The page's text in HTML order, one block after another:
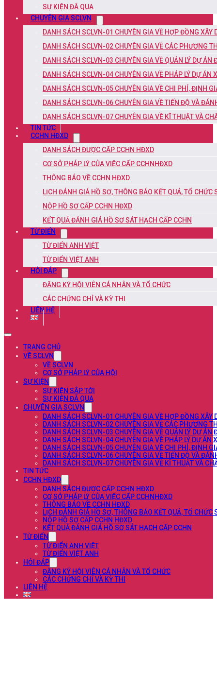
SỰ KIỆN ĐÃ QUA
CHUYÊN GIA SCLVN
DANH SÁCH SCLVN-01 CHUYÊN GIA VỀ HỢP ĐỒNG XÂY
DANH SÁCH SCLVN-02 CHUYÊN GIA VỀ CÁC PHƯƠNG
DANH SÁCH SCLVN-03 CHUYÊN GIA VỀ QUẢN LÝ DỰ ÁN
DANH SÁCH SCLVN-04 CHUYÊN GIA VỀ PHÁP LÝ DỰ ÁN
DANH SÁCH SCLVN-05 CHUYÊN GIA VỀ CHI PHÍ, ĐỊNH
DANH SÁCH SCLVN-06 CHUYÊN GIA VỀ TIẾN ĐỘ VÀ
DANH SÁCH SCLVN-07 CHUYÊN GIA VỀ KĨ THUẬT VÀ
TIN TỨC
CCHN HĐXD
DANH SÁCH ĐƯỢC CẤP CCHN HĐXD
CƠ SỞ PHÁP LÝ CỦA VIỆC CẤP CCHNHĐXD
THÔNG BÁO VỀ CCHN HĐXD
LỊCH ĐÁNH GIÁ HỒ SƠ, THÔNG BÁO KẾT QUẢ, TỔ CHỨC
NỘP HỒ SƠ CẤP CCHN HĐXD
KẾT QUẢ ĐÁNH GIÁ HỒ SƠ SÁT HẠCH CẤP CCHN
TỪ ĐIỂN
TỪ ĐIỂN ANH VIỆT
TỪ ĐIỂN VIỆT ANH
HỎI ĐÁP
ĐĂNG KÝ HỘI VIÊN CÁ NHÂN VÀ TỔ CHỨC
CÁC CHỨNG CHỈ VÀ KỲ THI
LIÊN HỆ
TRANG CHỦ
VỀ SCLVN
VỀ SCLVN
CƠ SỞ PHÁP LÝ CỦA HỘI
SỰ KIỆN
SỰ KIỆN SẮP TỚI
SỰ KIỆN ĐÃ QUA
CHUYÊN GIA SCLVN
DANH SÁCH SCLVN-01 CHUYÊN GIA VỀ HỢP ĐỒNG XÂY
DANH SÁCH SCLVN-02 CHUYÊN GIA VỀ CÁC PHƯƠNG
DANH SÁCH SCLVN-03 CHUYÊN GIA VỀ QUẢN LÝ DỰ ÁN
DANH SÁCH SCLVN-04 CHUYÊN GIA VỀ PHÁP LÝ DỰ ÁN
DANH SÁCH SCLVN-05 CHUYÊN GIA VỀ CHI PHÍ, ĐỊNH
DANH SÁCH SCLVN-06 CHUYÊN GIA VỀ TIẾN ĐỘ VÀ
DANH SÁCH SCLVN-07 CHUYÊN GIA VỀ KĨ THUẬT VÀ
TIN TỨC
CCHN HĐXD
DANH SÁCH ĐƯỢC CẤP CCHN HĐXD
CƠ SỞ PHÁP LÝ CỦA VIỆC CẤP CCHNHĐXD
THÔNG BÁO VỀ CCHN HĐXD
LỊCH ĐÁNH GIÁ HỒ SƠ, THÔNG BÁO KẾT QUẢ, TỔ CHỨC
NỘP HỒ SƠ CẤP CCHN HĐXD
KẾT QUẢ ĐÁNH GIÁ HỒ SƠ SÁT HẠCH CẤP CCHN
TỪ ĐIỂN
TỪ ĐIỂN ANH VIỆT
TỪ ĐIỂN VIỆT ANH
HỎI ĐÁP
ĐĂNG KÝ HỘI VIÊN CÁ NHÂN VÀ TỔ CHỨC
CÁC CHỨNG CHỈ VÀ KỲ THI
LIÊN HỆ